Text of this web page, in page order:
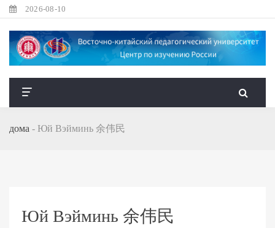
2026-08-10
дома - Юй Вэйминь 余伟民
Юй Вэйминь 余伟民